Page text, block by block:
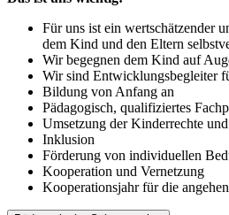
Für uns ist ein wertschätzender
dem Kind und den Eltern
Wir begegnen dem Kind auf
Wir sind Entwicklungsbegleiter
Bildung von Anfang an
Pädagogisch, qualifiziertes
Umsetzung der Kinderrechte
Inklusion
Förderung von individuellen
Kooperation und Vernetzung
Kooperationsjahr für die